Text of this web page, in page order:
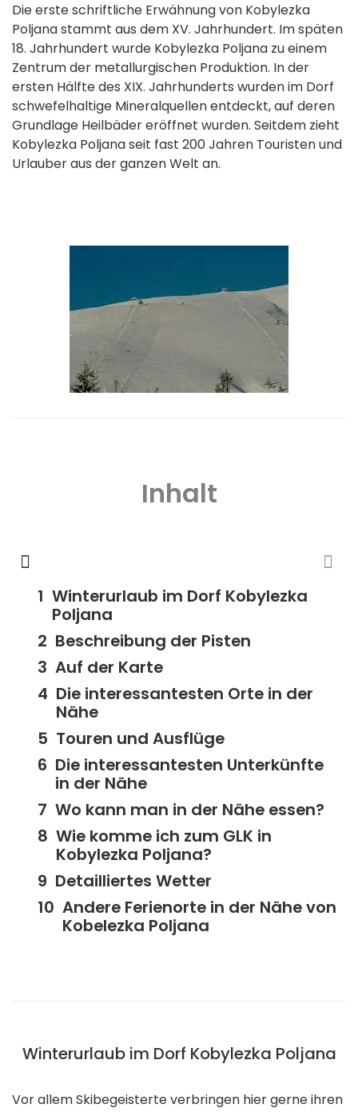
Die erste schriftliche Erwähnung von Kobylezka
Poljana stammt aus dem XV. Jahrhundert. Im späten
18. Jahrhundert wurde Kobylezka Poljana zu einem
Zentrum der metallurgischen Produktion. In der
ersten Hälfte des XIX. Jahrhunderts wurden im Dorf
schwefelhaltige Mineralquellen entdeckt, auf deren
Grundlage Heilbäder eröffnet wurden. Seitdem zieht
Kobylezka Poljana seit fast 200 Jahren Touristen und
Urlauber aus der ganzen Welt an.
Inhalt
Winterurlaub im Dorf Kobylezka
Poljana
Beschreibung der Pisten
Auf der Karte
Die interessantesten Orte in der
Nähe
Touren und Ausflüge
Die interessantesten Unterkünfte
in der Nähe
Wo kann man in der Nähe essen?
Wie komme ich zum GLK in
Kobylezka Poljana?
Detailliertes Wetter
Andere Ferienorte in der Nähe von
Kobelezka Poljana
Winterurlaub im Dorf Kobylezka Poljana
Vor allem Skibegeisterte verbringen hier gerne ihren